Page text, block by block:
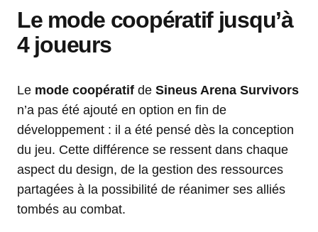
Le mode coopératif jusqu’à
4 joueurs
Le mode coopératif de Sineus Arena Survivors
n’a pas été ajouté en option en fin de
développement : il a été pensé dès la conception
du jeu. Cette différence se ressent dans chaque
aspect du design, de la gestion des ressources
partagées à la possibilité de réanimer ses alliés
tombés au combat.